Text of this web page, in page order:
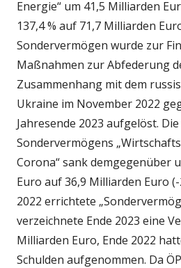
Energie“ um 41,5 Milliarden
137,4 % auf 71,7 Milliarden
Sondervermögen wurde zur
Maßnahmen zur Abfederung
Zusammenhang mit dem
Ukraine im November 2022
Jahresende 2023 aufgelöst.
Sondervermögens
Corona“ sank demgegenüber
Euro auf 36,9 Milliarden Euro (-
2022 errichtete
verzeichnete Ende 2023 eine
Milliarden Euro, Ende 2022
Schulden aufgenommen. Da